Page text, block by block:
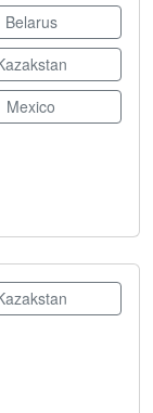
Belarus
Mexico